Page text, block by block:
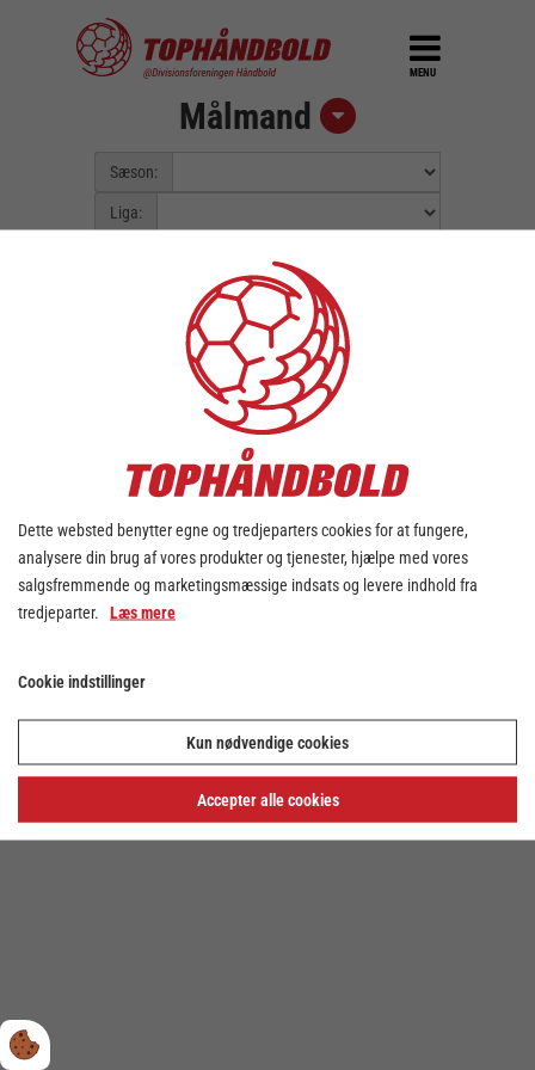
MENU
Målmand
Sæson:
Liga:
Kunne ikke finde data for valgt
Privatlivs- og cookiepolitik
Dette websted benytter egne og tredjeparters cookies for at fungere,
analysere din brug af vores produkter og tjenester, hjælpe med vores
salgsfremmende og marketingsmæssige indsats og levere indhold fra
tredjeparter. Læs mere
Cookie indstillinger
Kun nødvendige cookies
Accepter alle cookies